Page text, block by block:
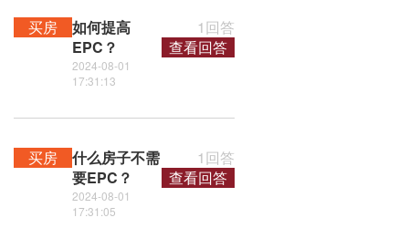
买房
如何提高
EPC？
2024-08-01
17:31:13
1回答
查看回答
买房
什么房子不需
要EPC？
2024-08-01
17:31:05
1回答
查看回答